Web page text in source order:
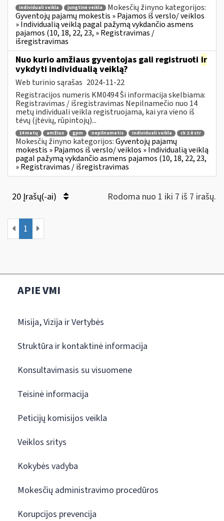
individuali veikla jungtinė veikla
Mokesčių žinyno kategorijos:
Gyventojų pajamų mokestis » Pajamos iš verslo/ veiklos
» Individualią veiklą pagal pažymą vykdančio asmens
pajamos (10, 18, 22, 23, » Registravimas /
išregistravimas
Nuo kurio amžiaus gyventojas gali registruoti ir
vykdyti individualią veiklą?
Web turinio sąrašas 2024-11-22
Registracijos numeris KM0494 Ši informacija skelbiama:
Registravimas / išregistravimas Nepilnamečio nuo 14
metų individuali veikla registruojama, kai yra vieno iš
tėvų (įtėvių, rūpintojų)...
14 metų amžius gpm nepilnametis individuali veikla ck 2.8 str
Mokesčių žinyno kategorijos:Gyventojų pajamų
mokestis » Pajamos iš verslo/ veiklos » Individualią veiklą
pagal pažymą vykdančio asmens pajamos (10, 18, 22, 23,
» Registravimas / išregistravimas
20 Įrašų(-ai) Rodoma nuo 1 iki 7 iš 7 irašų.
1
APIE VMI
Misija, Vizija ir Vertybės
Struktūra ir kontaktinė informacija
Konsultavimasis su visuomene
Teisinė informacija
Peticijų komisijos veikla
Veiklos sritys
Kokybės vadyba
Mokesčių administravimo procedūros
Korupcijos prevencija